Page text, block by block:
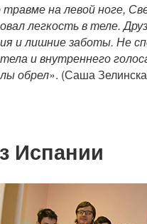
на левой ноге,
легкость в теле.
и лишние заботы. Не
и внутреннего
обрел». (Саша
Испании